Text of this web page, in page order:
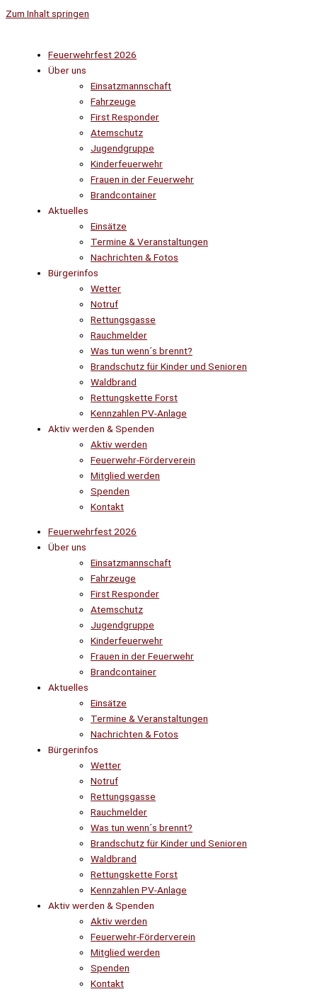
Zum Inhalt springen
Feuerwehrfest 2026
Über uns
Einsatzmannschaft
Fahrzeuge
First Responder
Atemschutz
Jugendgruppe
Kinderfeuerwehr
Frauen in der Feuerwehr
Brandcontainer
Aktuelles
Einsätze
Termine & Veranstaltungen
Nachrichten & Fotos
Bürgerinfos
Wetter
Notruf
Rettungsgasse
Rauchmelder
Was tun wenn´s brennt?
Brandschutz für Kinder und Senioren
Waldbrand
Rettungskette Forst
Kennzahlen PV-Anlage
Aktiv werden & Spenden
Aktiv werden
Feuerwehr-Förderverein
Mitglied werden
Spenden
Kontakt
Feuerwehrfest 2026
Über uns
Einsatzmannschaft
Fahrzeuge
First Responder
Atemschutz
Jugendgruppe
Kinderfeuerwehr
Frauen in der Feuerwehr
Brandcontainer
Aktuelles
Einsätze
Termine & Veranstaltungen
Nachrichten & Fotos
Bürgerinfos
Wetter
Notruf
Rettungsgasse
Rauchmelder
Was tun wenn´s brennt?
Brandschutz für Kinder und Senioren
Waldbrand
Rettungskette Forst
Kennzahlen PV-Anlage
Aktiv werden & Spenden
Aktiv werden
Feuerwehr-Förderverein
Mitglied werden
Spenden
Kontakt